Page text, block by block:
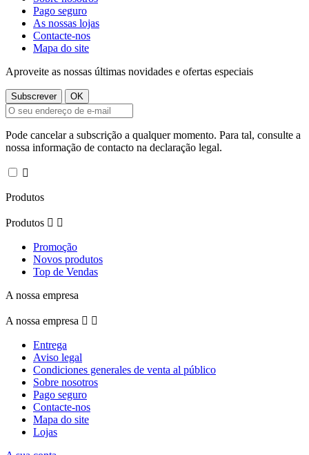
Pago seguro
As nossas lojas
Contacte-nos
Mapa do site
Aproveite as nossas últimas novidades e ofertas especiais
Pode cancelar a subscrição a qualquer momento. Para tal, consulte a
nossa informação de contacto na declaração legal.

Produtos
Produtos  
Promoção
Novos produtos
Top de Vendas
A nossa empresa
A nossa empresa  
Entrega
Aviso legal
Condiciones generales de venta al público
Sobre nosotros
Pago seguro
Contacte-nos
Mapa do site
Lojas